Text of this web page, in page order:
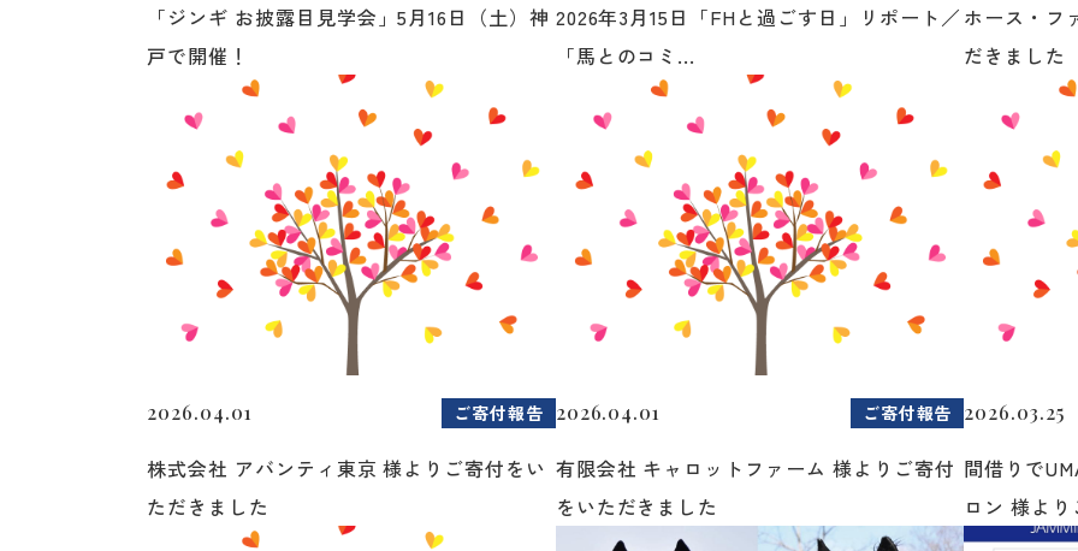
「ジンギ お披露目見学会」5月16日（土）神
戸で開催！
2026年3月15日「FHと過ごす日」リポート／
「馬とのコミ...
ホース・フ
だきました
2026.04.01 ご寄付報告
株式会社 アバンティ東京 様よりご寄付をい
ただきました
2026.04.01 ご寄付報告
有限会社 キャロットファーム 様よりご寄付
をいただきました
2026.03.25
間借りで
ロン 様よ